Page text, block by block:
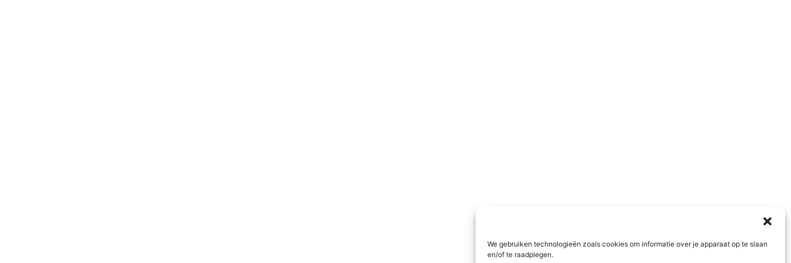
We gebruiken technologieën zoals cookies om informatie over je apparaat op te slaan
en/of te raadplegen.